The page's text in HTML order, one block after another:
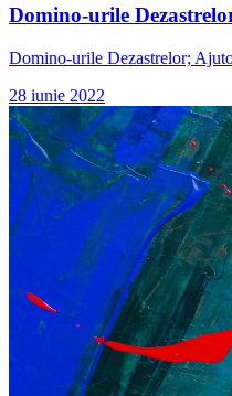
Domino-urile
Domino-urile Dezastrelor;
28 iunie 2022